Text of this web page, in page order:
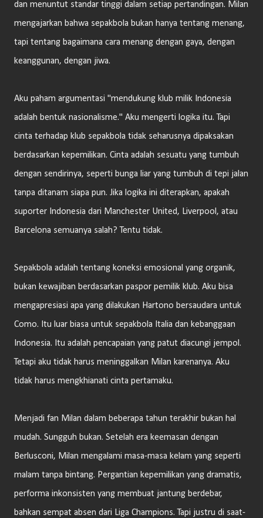
dan menuntut standar tinggi dalam setiap pertandingan. Milan
mengajarkan bahwa sepakbola bukan hanya tentang menang,
tapi tentang bagaimana cara menang dengan gaya, dengan
keanggunan, dengan jiwa.
Aku paham argumentasi "mendukung klub milik Indonesia
adalah bentuk nasionalisme." Aku mengerti logika itu. Tapi
cinta terhadap klub sepakbola tidak seharusnya dipaksakan
berdasarkan kepemilikan. Cinta adalah sesuatu yang tumbuh
dengan sendirinya, seperti bunga liar yang tumbuh di tepi jalan
tanpa ditanam siapa pun. Jika logika ini diterapkan, apakah
suporter Indonesia dari Manchester United, Liverpool, atau
Barcelona semuanya salah? Tentu tidak.
Sepakbola adalah tentang koneksi emosional yang organik,
bukan kewajiban berdasarkan paspor pemilik klub. Aku bisa
mengapresiasi apa yang dilakukan Hartono bersaudara untuk
Como. Itu luar biasa untuk sepakbola Italia dan kebanggaan
Indonesia. Itu adalah pencapaian yang patut diacungi jempol.
Tetapi aku tidak harus meninggalkan Milan karenanya. Aku
tidak harus mengkhianati cinta pertamaku.
Menjadi fan Milan dalam beberapa tahun terakhir bukan hal
mudah. Sungguh bukan. Setelah era keemasan dengan
Berlusconi, Milan mengalami masa-masa kelam yang seperti
malam tanpa bintang. Pergantian kepemilikan yang dramatis,
performa inkonsisten yang membuat jantung berdebar,
bahkan sempat absen dari Liga Champions. Tapi justru di saat-